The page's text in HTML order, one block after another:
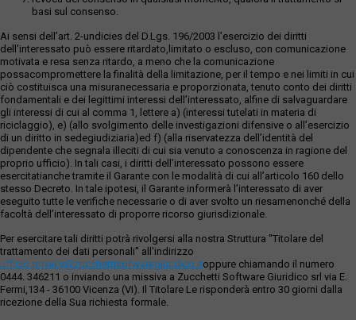
basi sul consenso.
Ai sensi dell’art. 2-undicies del D.Lgs. 196/2003 l’esercizio dei diritti
dell’interessato può essere ritardato,limitato o escluso, con comunicazione
motivata e resa senza ritardo, a meno che la comunicazione
possacompromettere la finalità della limitazione, per il tempo e nei limiti in cui
ciò costituisca una misuranecessaria e proporzionata, tenuto conto dei diritti
fondamentali e dei legittimi interessi dell’interessato, alfine di salvaguardare
gli interessi di cui al comma 1, lettere a) (interessi tutelati in materia di
riciclaggio), e) (allo svolgimento delle investigazioni difensive o all’esercizio
di un diritto in sedegiudiziaria)ed f) (alla riservatezza dell’identità del
dipendente che segnala illeciti di cui sia venuto a conoscenza in ragione del
proprio ufficio). In tali casi, i diritti dell’interessato possono essere
esercitatianche tramite il Garante con le modalità di cui all’articolo 160 dello
stesso Decreto. In tale ipotesi, il Garante informerà l’interessato di aver
eseguito tutte le verifiche necessarie o di aver svolto un riesamenonché della
facoltà dell’interessato di proporre ricorso giurisdizionale.
Per esercitare tali diritti potrà rivolgersi alla nostra Struttura "Titolare del
trattamento dei dati personali" all'indirizzo
ufficio.privacy@zucchettisofwaregiuridico.itoppure chiamando il numero
0444. 346211 o inviando una missiva a Zucchetti Software Giuridico srl via E.
Fermi,134 - 36100 Vicenza (VI). Il Titolare Le risponderà entro 30 giorni dalla
ricezione della Sua richiesta formale.